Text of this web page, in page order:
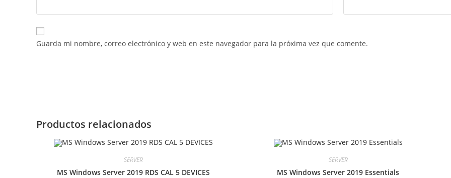
Guarda mi nombre, correo electrónico y web en este navegador para la próxima vez que comente.
Productos relacionados
SERVER
MS Windows Server 2019 RDS CAL 5 DEVICES
SERVER
MS Windows Server 2019 Essentials